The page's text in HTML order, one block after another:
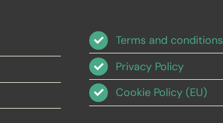
Terms and conditions
Privacy Policy
Cookie Policy (EU)